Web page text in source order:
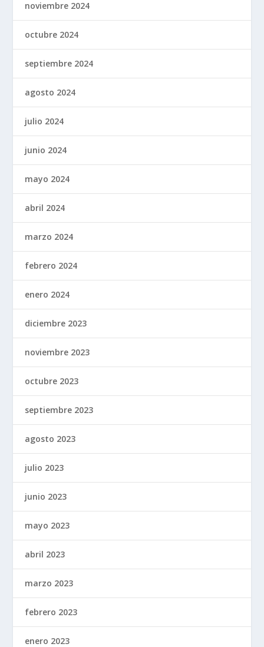
noviembre 2024
octubre 2024
septiembre 2024
agosto 2024
julio 2024
junio 2024
mayo 2024
abril 2024
marzo 2024
febrero 2024
enero 2024
diciembre 2023
noviembre 2023
octubre 2023
septiembre 2023
agosto 2023
julio 2023
junio 2023
mayo 2023
abril 2023
marzo 2023
febrero 2023
enero 2023